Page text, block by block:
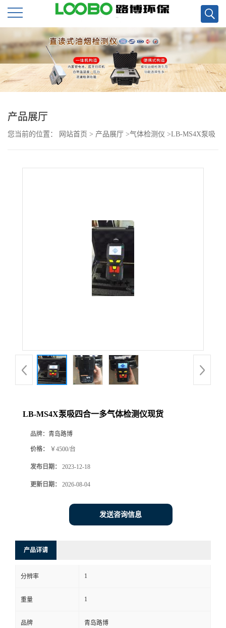
公
司
首
页
公
品
厅
系
方
式
产品展厅
您当前的位置： 网站首页 > 产品展厅 >气体检测仪 >LB-MS4X泵吸
LB-MS4X泵吸四合一多气体检测仪现货
品牌： 青岛路博
价格： ￥4500/台
发布日期： 2023-12-18
更新日期： 2026-08-04
发送咨询信息
产品详请
分辨率 1
重量 1
品牌 青岛路博